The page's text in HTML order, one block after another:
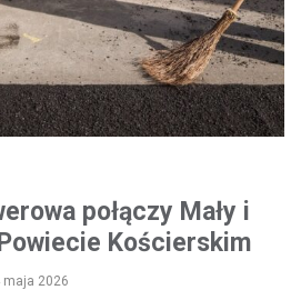
połączy Mały i
Kościerskim
maja 2026